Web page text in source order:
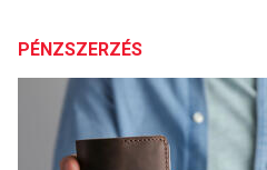
PÉNZSZERZÉS